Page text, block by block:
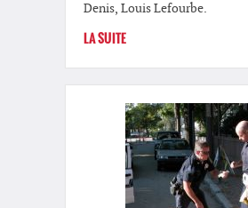
Denis, Louis Lefourbe.
LA SUITE